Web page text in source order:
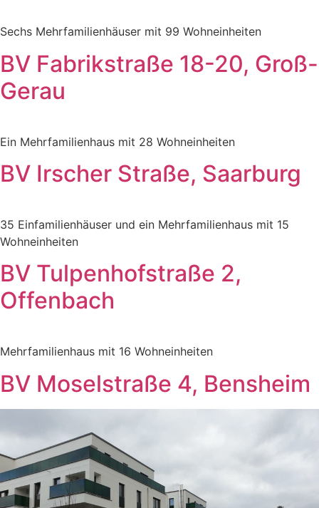
Sechs Mehrfamilienhäuser mit 99 Wohneinheiten
BV Fabrikstraße 18-20, Groß-
Gerau
Ein Mehrfamilienhaus mit 28 Wohneinheiten
BV Irscher Straße, Saarburg
35 Einfamilienhäuser und ein Mehrfamilienhaus mit 15
Wohneinheiten
BV Tulpenhofstraße 2,
Offenbach
Mehrfamilienhaus mit 16 Wohneinheiten
BV Moselstraße 4, Bensheim